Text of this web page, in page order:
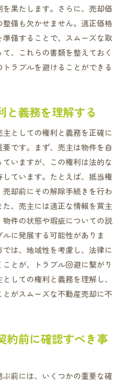
果たします。さらに、売却価
備も欠かせません。適正価格
備することで、スムーズな取
、これらの書類を整えておく
ラブルを避けることができる
と義務を理解する
としての権利と義務を正確に
です。まず、売主は物件を自
いますが、この権利は法的な
ています。たとえば、抵当権
却前にその解除手続きを行わ
、売主には適正な情報を買主
件の状態や瑕疵についての説
に発展する可能性がありま
は、地域性を考慮し、法律に
とが、トラブル回避に繋がり
しての権利と義務を理解し、
がスムーズな不動産売却に不
約前に確認すべき事
前には、いくつかの重要な確